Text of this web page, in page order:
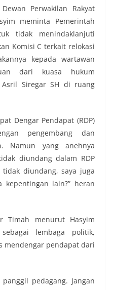
Perwakilan Rakyat
meminta Pemerintah
tidak menindaklanjuti
Komisi C terkait relokasi
kepada wartawan
dari kuasa hukum
Siregar SH di ruang
Dengar Pendapat (RDP)
pengembang dan
Namun yang anehnya
diundang dalam RDP
diundang, saya juga
kepentingan lain?” heran
Timah menurut Hasyim
lembaga politik,
mendengar pendapat dari
pedagang. Jangan